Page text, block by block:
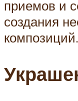
приемов и
создания
композиций.